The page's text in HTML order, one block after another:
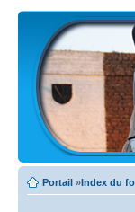
Portail »Index du